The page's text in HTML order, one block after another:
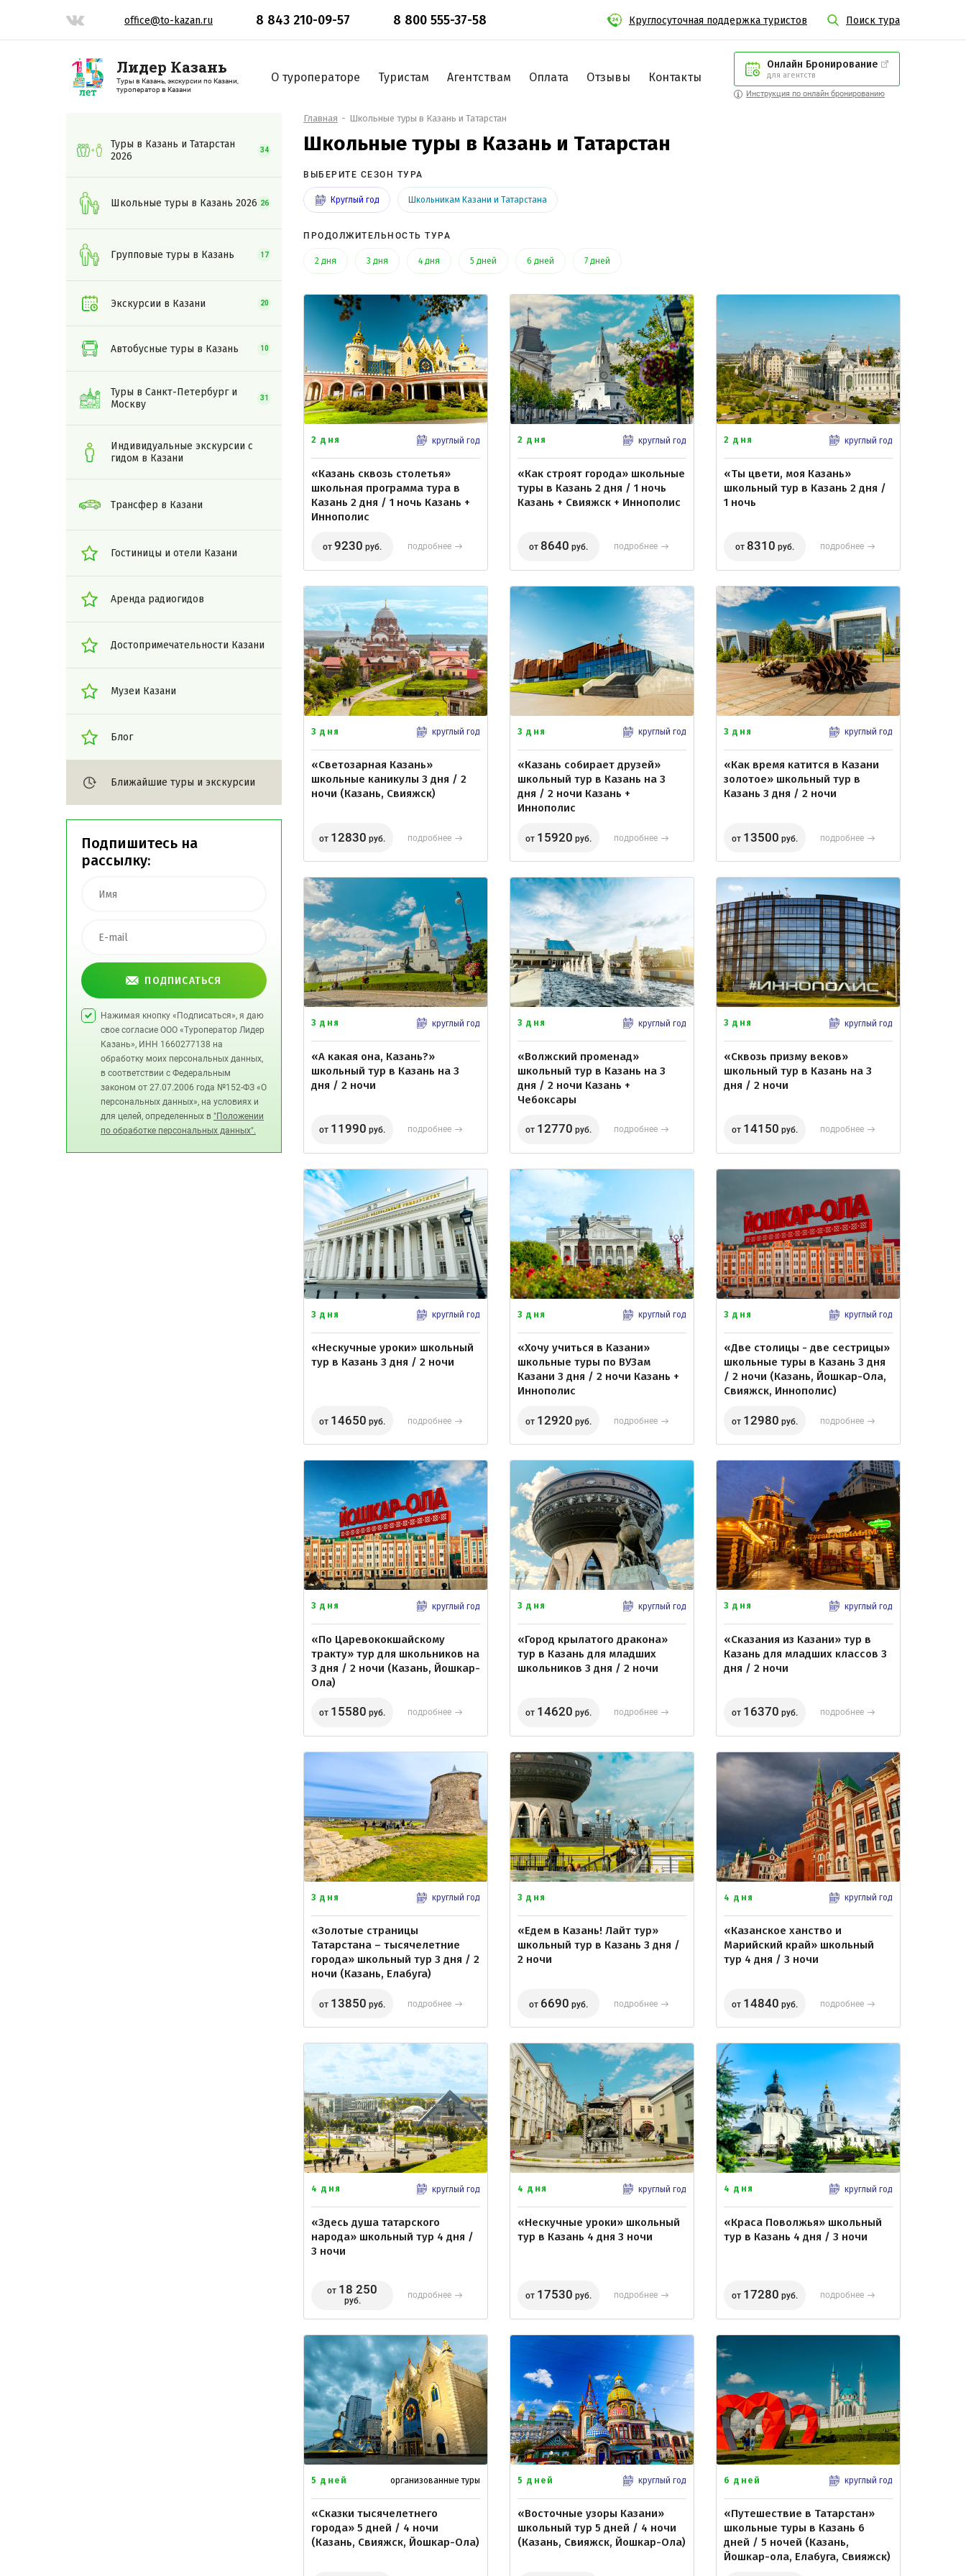
office@to-kazan.ru 8 843 210-09-57 8 800 555-37-58 Круглосуточная поддержка туристов Поиск тура
Лидер Казань
Туры в Казань, экскурсии по Казани,
туроператор в Казани
О туроператоре Туристам Агентствам Оплата Отзывы Контакты
Онлайн Бронирование
для агентств
Инструкция по онлайн бронированию
Туры в Казань и Татарстан
2026
34
Школьные туры в Казань 2026 26
Групповые туры в Казань 17
Экскурсии в Казани 20
Автобусные туры в Казань 10
Туры в Санкт-Петербург и
Москву
31
Индивидуальные экскурсии с
гидом в Казани
Трансфер в Казани
Гостиницы и отели Казани
Аренда радиогидов
Достопримечательности Казани
Музеи Казани
Блог
Ближайшие туры и экскурсии
Подпишитесь на
рассылку:
ПОДПИСАТЬСЯ
Нажимая кнопку «Подписаться», я даю
свое согласие ООО «Туроператор Лидер
Казань», ИНН 1660277138 на
обработку моих персональных данных,
в соответствии с Федеральным
законом от 27.07.2006 года №152-ФЗ «О
персональных данных», на условиях и
для целей, определенных в "Положении
по обработке персональных данных".
Главная Школьные туры в Казань и Татарстан
Школьные туры в Казань и Татарстан
ВЫБЕРИТЕ СЕЗОН ТУРА
Круглый год Школьникам Казани и Татарстана
ПРОДОЛЖИТЕЛЬНОСТЬ ТУРА
2 дня 3 дня 4 дня 5 дней 6 дней 7 дней
2 дня круглый год
«Казань сквозь столетья»
школьная программа тура в
Казань 2 дня / 1 ночь Казань +
Иннополис
от 9230 руб. подробнее
2 дня круглый год
«Как строят города» школьные
туры в Казань 2 дня / 1 ночь
Казань + Свияжск + Иннополис
от 8640 руб. подробнее
2 дня круглый год
«Ты цвети, моя Казань»
школьный тур в Казань 2 дня /
1 ночь
от 8310 руб. подробнее
3 дня круглый год
«Светозарная Казань»
школьные каникулы 3 дня / 2
ночи (Казань, Свияжск)
от 12830 руб. подробнее
3 дня круглый год
«Казань собирает друзей»
школьный тур в Казань на 3
дня / 2 ночи Казань +
Иннополис
от 15920 руб. подробнее
3 дня круглый год
«Как время катится в Казани
золотое» школьный тур в
Казань 3 дня / 2 ночи
от 13500 руб. подробнее
3 дня круглый год
«А какая она, Казань?»
школьный тур в Казань на 3
дня / 2 ночи
от 11990 руб. подробнее
3 дня круглый год
«Волжский променад»
школьный тур в Казань на 3
дня / 2 ночи Казань +
Чебоксары
от 12770 руб. подробнее
3 дня круглый год
«Сквозь призму веков»
школьный тур в Казань на 3
дня / 2 ночи
от 14150 руб. подробнее
3 дня круглый год
«Нескучные уроки» школьный
тур в Казань 3 дня / 2 ночи
от 14650 руб. подробнее
3 дня круглый год
«Хочу учиться в Казани»
школьные туры по ВУЗам
Казани 3 дня / 2 ночи Казань +
Иннополис
от 12920 руб. подробнее
3 дня круглый год
«Две столицы - две сестрицы»
школьные туры в Казань 3 дня
/ 2 ночи (Казань, Йошкар-Ола,
Свияжск, Иннополис)
от 12980 руб. подробнее
3 дня круглый год
«По Царевококшайскому
тракту» тур для школьников на
3 дня / 2 ночи (Казань, Йошкар-
Ола)
от 15580 руб. подробнее
3 дня круглый год
«Город крылатого дракона»
тур в Казань для младших
школьников 3 дня / 2 ночи
от 14620 руб. подробнее
3 дня круглый год
«Сказания из Казани» тур в
Казань для младших классов 3
дня / 2 ночи
от 16370 руб. подробнее
3 дня круглый год
«Золотые страницы
Татарстана – тысячелетние
города» школьный тур 3 дня / 2
ночи (Казань, Елабуга)
от 13850 руб. подробнее
3 дня
«Едем в Казань! Лайт тур»
школьный тур в Казань 3 дня /
2 ночи
от 6690 руб. подробнее
4 дня круглый год
«Казанское ханство и
Марийский край» школьный
тур 4 дня / 3 ночи
от 14840 руб. подробнее
4 дня круглый год
«Здесь душа татарского
народа» школьный тур 4 дня /
3 ночи
от 18 250
руб.
подробнее
4 дня круглый год
«Нескучные уроки» школьный
тур в Казань 4 дня 3 ночи
от 17530 руб. подробнее
4 дня круглый год
«Краса Поволжья» школьный
тур в Казань 4 дня / 3 ночи
от 17280 руб. подробнее
5 дней организованные туры
«Сказки тысячелетнего
города» 5 дней / 4 ночи
(Казань, Свияжск, Йошкар-Ола)
5 дней круглый год
«Восточные узоры Казани»
школьный тур 5 дней / 4 ночи
(Казань, Свияжск, Йошкар-Ола)
6 дней круглый год
«Путешествие в Татарстан»
школьные туры в Казань 6
дней / 5 ночей (Казань,
Йошкар-ола, Елабуга, Свияжск)